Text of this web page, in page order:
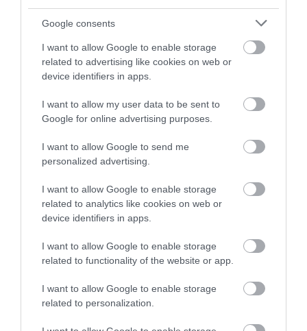
Google consents
I want to allow Google to enable storage
related to advertising like cookies on web or
device identifiers in apps.
I want to allow my user data to be sent to
Google for online advertising purposes.
I want to allow Google to send me
personalized advertising.
I want to allow Google to enable storage
related to analytics like cookies on web or
device identifiers in apps.
I want to allow Google to enable storage
related to functionality of the website or app.
I want to allow Google to enable storage
related to personalization.